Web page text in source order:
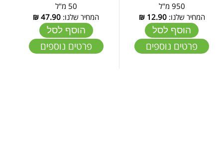
950 מ"ל
המחיר שלנו:12.90
₪
הוסף לסל
פרטים נוספים
50 מ"ל
המחיר שלנו: 47.90
₪
הוסף לסל
פרטים נוספים